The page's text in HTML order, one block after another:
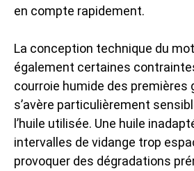
en compte rapidement.
La conception technique du
également certaines
courroie humide des premières
s’avère particulièrement
l’huile utilisée. Une huile
intervalles de vidange trop
provoquer des dégradations